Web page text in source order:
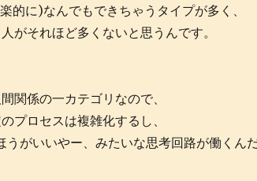
的に)なんでもできちゃうタイプが多く、
がそれほど多くないと思うんです。
関係の一カテゴリなので、
プロセスは複雑化するし、
うがいいやー、みたいな思考回路が働くん